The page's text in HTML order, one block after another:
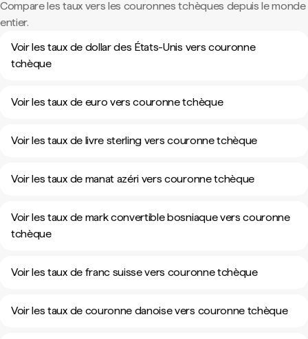
Compare les taux vers les couronnes tchèques depuis le monde
entier.
Voir les taux de dollar des États-Unis vers couronne
tchèque
Voir les taux de euro vers couronne tchèque
Voir les taux de livre sterling vers couronne tchèque
Voir les taux de manat azéri vers couronne tchèque
Voir les taux de mark convertible bosniaque vers couronne
tchèque
Voir les taux de franc suisse vers couronne tchèque
Voir les taux de couronne danoise vers couronne tchèque